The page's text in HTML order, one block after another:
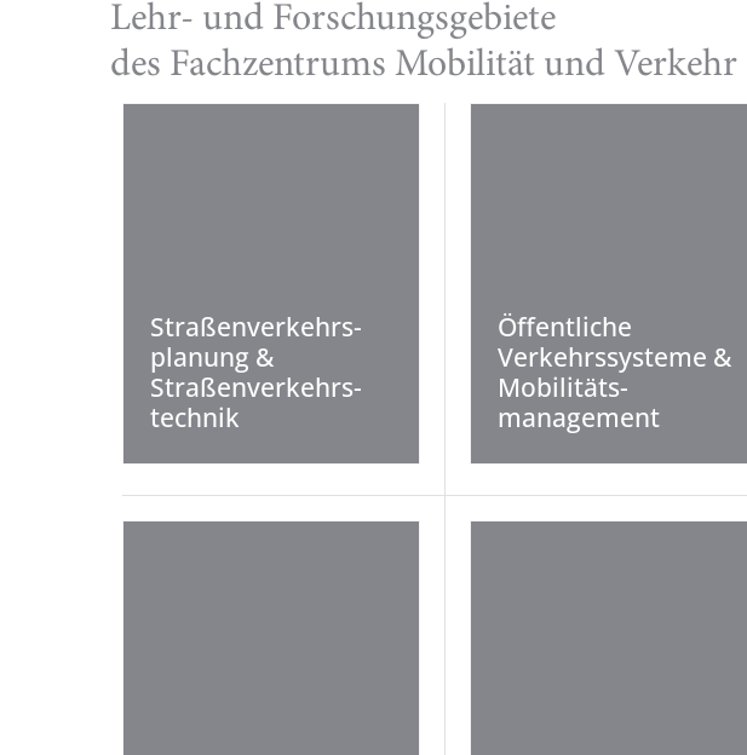
Lehr- und Forschungsgebiete
des Fachzentrums Mobilität und Verkehr
Straßenverkehrs­
planung &
Straßenverkehrs­
technik
Öffentliche
Verkehrssysteme &
Mobilitäts­
management